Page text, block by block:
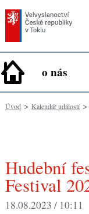
o nás
Úvod> Kalendář událostí>
Hudební festival "Pacific Music
Festival
18.08.2023 / 10:11